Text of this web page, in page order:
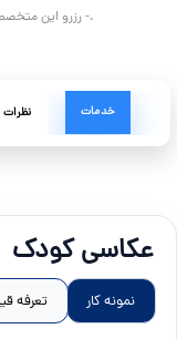
.- رزرو این
خدمات نظرات
عکاسی کودک
نمونه کار تعرفه